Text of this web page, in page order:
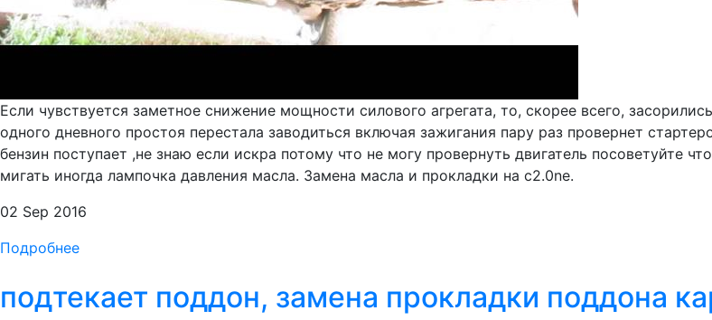
Если чувствуется заметное снижение мощности силового агрегата, то, скорее всего,
одного дневного простоя перестала заводиться включая зажигания пару раз провернет
бензин поступает ,не знаю если искра потому что не могу провернуть двигатель посоветуйте
мигать иногда лампочка давления масла. Замена масла и прокладки на c2.0ne.
02 Sep 2016
Подробнее
подтекает поддон, замена прокладки поддона